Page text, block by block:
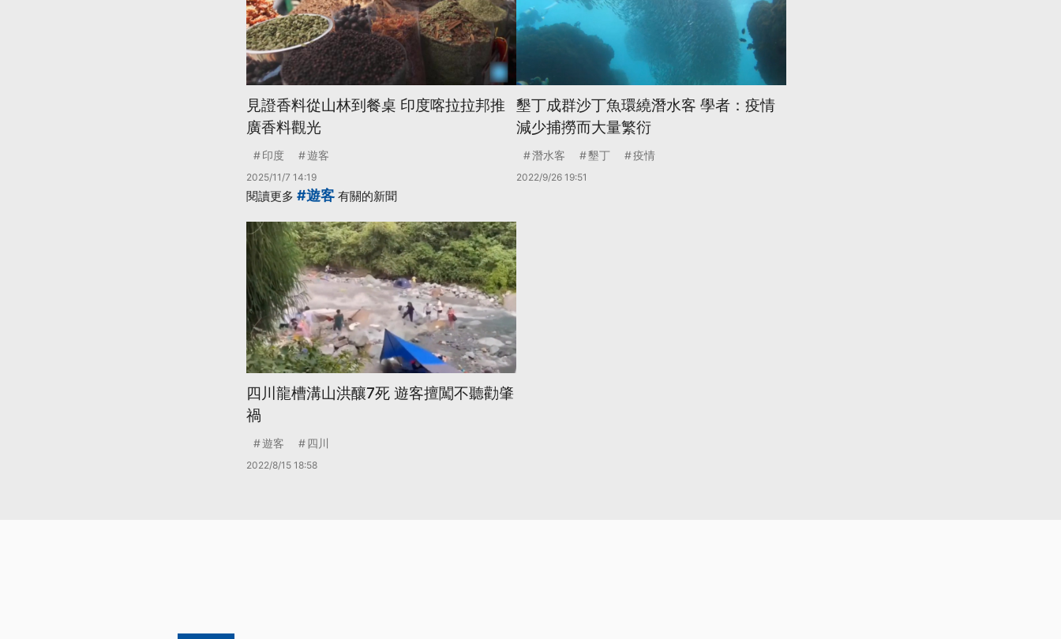
見證香料從山林到餐桌 印度喀拉拉邦推
廣香料觀光
印度 遊客
2025/11/7 14:19
墾丁成群沙丁魚環繞潛水客 學者：疫情
減少捕撈而大量繁衍
潛水客 墾丁 疫情
2022/9/26 19:51
閱讀更多 #遊客 有關的新聞
四川龍槽溝山洪釀7死 遊客擅闖不聽勸肇
禍
遊客 四川
2022/8/15 18:58